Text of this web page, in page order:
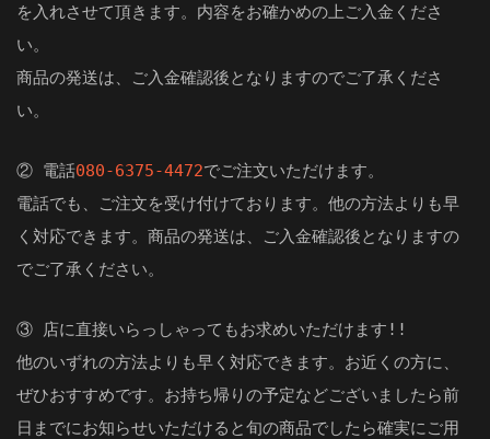
を入れさせて頂きます。内容をお確かめの上ご入金くださ
い。
商品の発送は、ご入金確認後となりますのでご了承くださ
い。
② 電話080-6375-4472でご注文いただけます。
電話でも、ご注文を受け付けております。他の方法よりも早
く対応できます。商品の発送は、ご入金確認後となりますの
でご了承ください。
③ 店に直接いらっしゃってもお求めいただけます!!
他のいずれの方法よりも早く対応できます。お近くの方に、
ぜひおすすめです。お持ち帰りの予定などございましたら前
日までにお知らせいただけると旬の商品でしたら確実にご用